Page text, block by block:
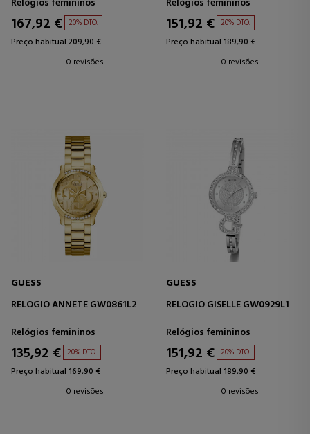
Relógios femininos
167,92 € 20% DTO.
Preço habitual 209,90 €
0 revisões
Relógios femininos
151,92 € 20% DTO.
Preço habitual 189,90 €
0 revisões
GUESS
RELÓGIO ANNETE GW0861L2
Relógios femininos
135,92 € 20% DTO.
Preço habitual 169,90 €
0 revisões
GUESS
RELÓGIO GISELLE GW0929L1
Relógios femininos
151,92 € 20% DTO.
Preço habitual 189,90 €
0 revisões